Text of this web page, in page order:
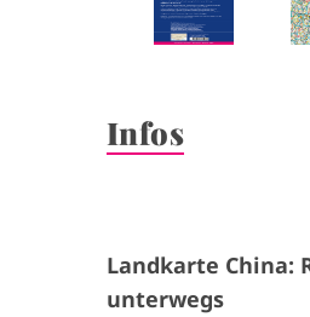
Infos
Landkarte China:
unterwegs